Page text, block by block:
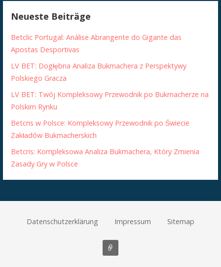
Neueste Beiträge
Betclic Portugal: Análise Abrangente do Gigante das
Apostas Desportivas
LV BET: Dogłębna Analiza Bukmachera z Perspektywy
Polskiego Gracza
LV BET: Twój Kompleksowy Przewodnik po Bukmacherze na
Polskim Rynku
Betcris w Polsce: Kompleksowy Przewodnik po Świecie
Zakładów Bukmacherskich
Betcris: Kompleksowa Analiza Bukmachera, Który Zmienia
Zasady Gry w Polsce
Datenschutzerklärung Impressum Sitemap